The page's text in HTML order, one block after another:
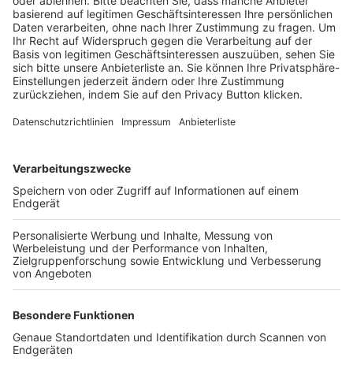
BFV-Geschäftsstellen
Trainerbörse
Login SpielPlus
FOLGE DEM BFV
TOP-VEREINE
TOP-PARTNER